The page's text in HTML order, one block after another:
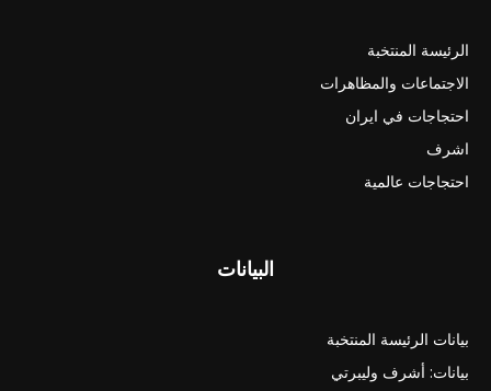
الرئيسة المنتخبة
الاجتماعات والمظاهرات
احتجاجات في ايران
اشرف
احتجاجات عالمية
البيانات
بيانات الرئيسة المنتخبة
بيانات: أشرف وليبرتي